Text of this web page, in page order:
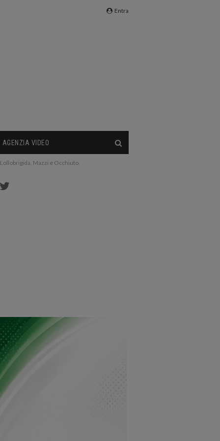
Entra
AGENZIA VIDEO
Mazzi e Occhiuto.